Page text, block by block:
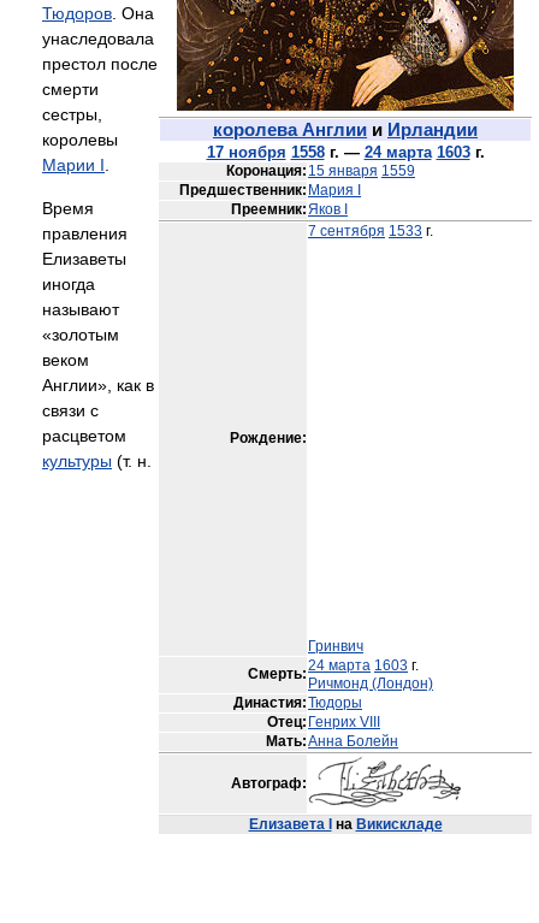
королева Англии и Ирландии
17 ноября 1558г. — 24 марта 1603г.
Коронация: 15 января 1559
Предшественник: Мария I
Преемник:Яков I
Рождение:
7 сентября 1533 г.
Гринвич
Смерть:24 марта 1603 г.
Ричмонд (Лондон)
Династия:Тюдоры
Отец: Генрих VIII
Мать:Анна Болейн
Автограф:
Елизавета I на Викискладе
Тюдоров . Она
унаследовала
престол после
смерти
сестры,
королевы
Марии I
Время
правления
Елизаветы
иногда
называют
«золотым
веком
Англии», как в
связи с
расцветом
культуры (т. н.